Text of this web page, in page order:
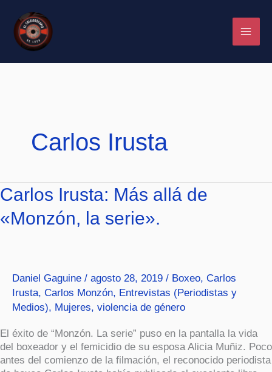
contenido
Carlos Irusta
Carlos Irusta: Más allá de
«Monzón, la serie».
Daniel Gaguine / agosto 28, 2019 / Boxeo, Carlos
Irusta, Carlos Monzón, Entrevistas (Periodistas y
Medios), Mujeres, violencia de género
El éxito de “Monzón. La serie” puso en la pantalla la vida
del boxeador y el femicidio de su esposa Alicia Muñiz. Poco
antes del comienzo de la filmación, el reconocido periodista
Carlos
Irusta:
Más
allá
serie».